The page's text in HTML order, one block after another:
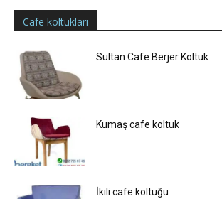
Cafe koltukları
Sultan Cafe Berjer Koltuk
Kumaş cafe koltuk
İkili cafe koltuğu